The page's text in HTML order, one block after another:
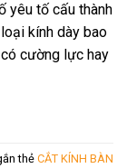
yêu tố cấu thành
kính dày bao
cường lực hay
thẻ CẮT KÍNH BÀN